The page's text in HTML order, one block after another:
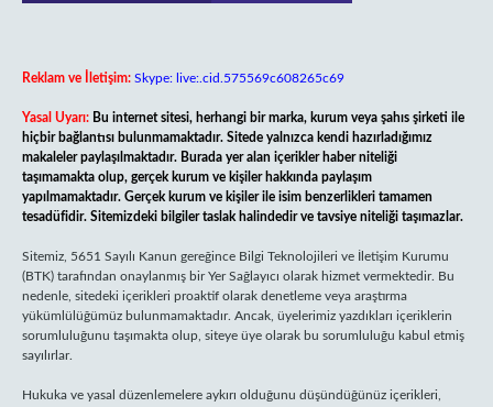
Reklam ve İletişim: Skype: live:.cid.575569c608265c69
Yasal Uyarı: Bu internet sitesi, herhangi bir marka, kurum veya şahıs şirketi ile
hiçbir bağlantısı bulunmamaktadır. Sitede yalnızca kendi hazırladığımız
makaleler paylaşılmaktadır. Burada yer alan içerikler haber niteliği
taşımamakta olup, gerçek kurum ve kişiler hakkında paylaşım
yapılmamaktadır. Gerçek kurum ve kişiler ile isim benzerlikleri tamamen
tesadüfidir. Sitemizdeki bilgiler taslak halindedir ve tavsiye niteliği taşımazlar.
Sitemiz, 5651 Sayılı Kanun gereğince Bilgi Teknolojileri ve İletişim Kurumu
(BTK) tarafından onaylanmış bir Yer Sağlayıcı olarak hizmet vermektedir. Bu
nedenle, sitedeki içerikleri proaktif olarak denetleme veya araştırma
yükümlülüğümüz bulunmamaktadır. Ancak, üyelerimiz yazdıkları içeriklerin
sorumluluğunu taşımakta olup, siteye üye olarak bu sorumluluğu kabul etmiş
sayılırlar.
Hukuka ve yasal düzenlemelere aykırı olduğunu düşündüğünüz içerikleri,